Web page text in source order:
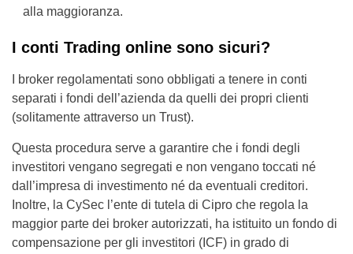
alla maggioranza.
I conti Trading online sono sicuri?
I broker regolamentati sono obbligati a tenere in conti
separati i fondi dell’azienda da quelli dei propri clienti
(solitamente attraverso un Trust).
Questa procedura serve a garantire che i fondi degli
investitori vengano segregati e non vengano toccati né
dall’impresa di investimento né da eventuali creditori.
Inoltre, la CySec l’ente di tutela di Cipro che regola la
maggior parte dei broker autorizzati, ha istituito un fondo di
compensazione per gli investitori (ICF) in grado di